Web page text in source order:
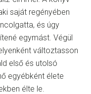
saját regényében
és úgy
egymást. Végül
változtasson
első és utolsó
egyébként élete
élte le.